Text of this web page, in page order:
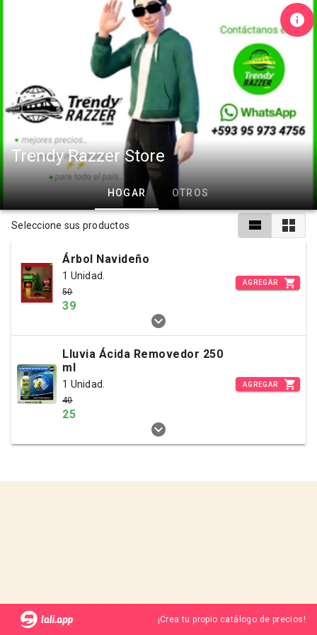
Trendy Razzer Store
HOGAR OTROS
Seleccione sus productos
Árbol Navideño
1 Unidad.
50
39
AGREGAR
Lluvia Ácida Removedor 250
ml
1 Unidad.
40
25
AGREGAR
¡Crea tu propio catálogo de precios!